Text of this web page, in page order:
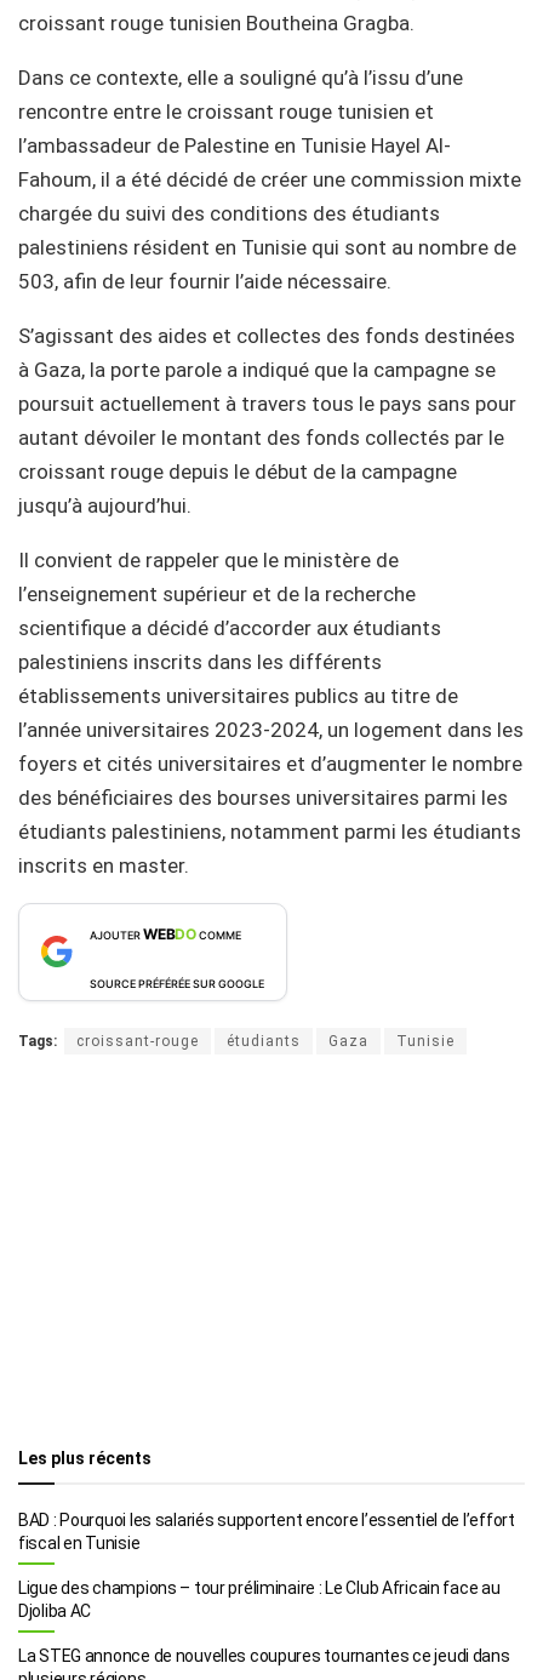
croissant rouge tunisien Boutheina Gragba.
Dans ce contexte, elle a souligné qu’à l’issu d’une
rencontre entre le croissant rouge tunisien et
l’ambassadeur de Palestine en Tunisie Hayel Al-
Fahoum, il a été décidé de créer une commission mixte
chargée du suivi des conditions des étudiants
palestiniens résident en Tunisie qui sont au nombre de
503, afin de leur fournir l’aide nécessaire.
S’agissant des aides et collectes des fonds destinées
à Gaza, la porte parole a indiqué que la campagne se
poursuit actuellement à travers tous le pays sans pour
autant dévoiler le montant des fonds collectés par le
croissant rouge depuis le début de la campagne
jusqu’à aujourd’hui.
Il convient de rappeler que le ministère de
l’enseignement supérieur et de la recherche
scientifique a décidé d’accorder aux étudiants
palestiniens inscrits dans les différents
établissements universitaires publics au titre de
l’année universitaires 2023-2024, un logement dans les
foyers et cités universitaires et d’augmenter le nombre
des bénéficiaires des bourses universitaires parmi les
étudiants palestiniens, notamment parmi les étudiants
inscrits en master.
AJOUTERWEBDOCOMME
SOURCE PRÉFÉRÉE SUR GOOGLE
Tags: croissant-rouge étudiants Gaza Tunisie
Les plus récents
BAD : Pourquoi les salariés supportent encore l’essentiel de l’effort
fiscal en Tunisie
Ligue des champions – tour préliminaire : Le Club Africain face au
Djoliba AC
La STEG annonce de nouvelles coupures tournantes ce jeudi dans